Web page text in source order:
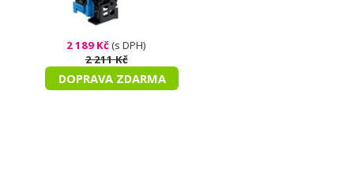
2 189 Kč(s DPH)
2 211 Kč
DOPRAVA ZDARMA